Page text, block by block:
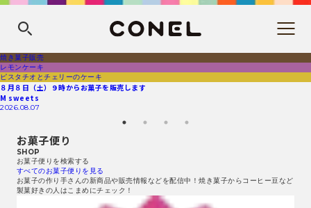
焼き菓子販売
レモンケーキ
ピスタチオとチェリーのケーキ
８月８日（土）９時からお菓子を販売します
M sweets
2026.08.07
お菓子便り
SHOP
お菓子便りを検索する
すべてのお菓子便りを見る
お菓子の作り手さんの新商品や販売情報などを配信中！焼き菓子からコーヒー豆など
製菓好きの人はこまめにチェック！